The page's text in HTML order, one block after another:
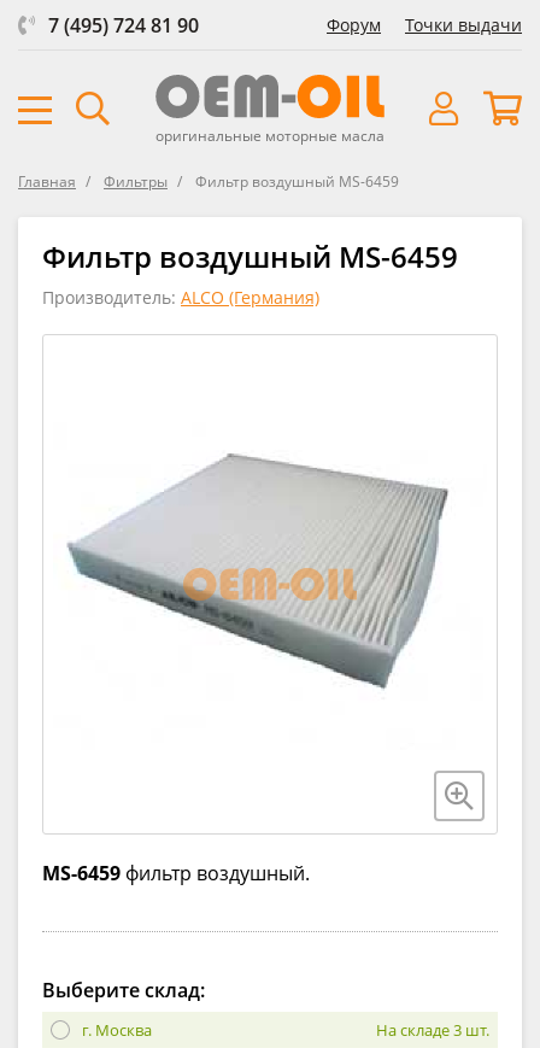
7 (495) 724 81 90 Форум Точки выдачи
оригинальные моторные масла
Главная Фильтры Фильтр воздушный MS-6459
Фильтр воздушный MS-6459
Производитель: ALCO (Германия)
MS-6459 фильтр воздушный.
Выберите склад:
г. Москва
На складе 3 шт.